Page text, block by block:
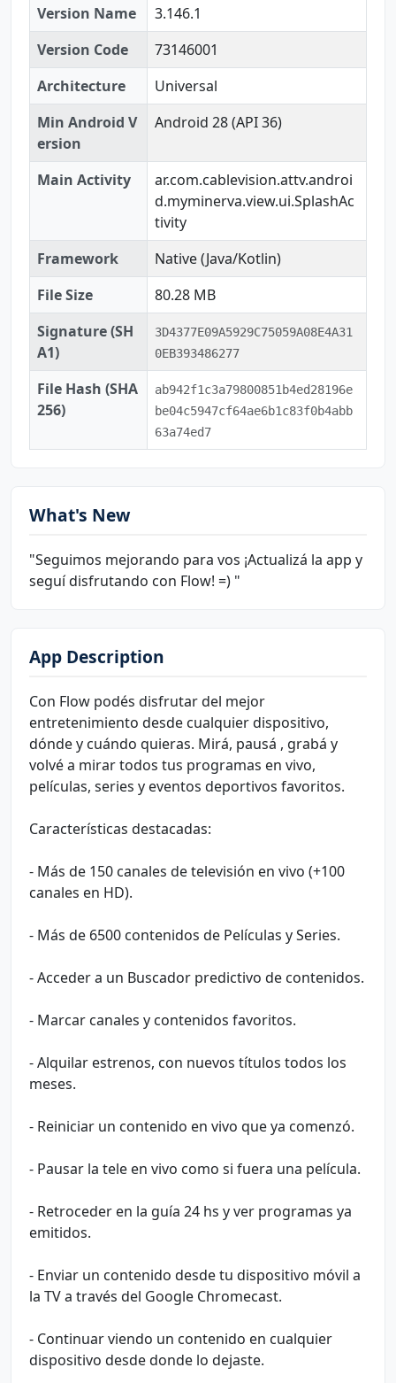
Version Name
3.146.1
Version Code
73146001
Architecture
Universal
Min Android V
ersion
Android 28 (API 36)
Main Activity
ar.com.cablevision.attv.androi
d.myminerva.view.ui.SplashAc
tivity
Framework
Native (Java/Kotlin)
File Size
80.28 MB
Signature (SH
A1)
3D4377E09A5929C75059A08E4A31
0EB393486277
File Hash (SHA
256)
ab942f1c3a79800851b4ed28196e
be04c5947cf64ae6b1c83f0b4abb
63a74ed7
What's New
"Seguimos mejorando para vos ¡Actualizá la app y
seguí disfrutando con Flow! =) "
App Description
Con Flow podés disfrutar del mejor
entretenimiento desde cualquier dispositivo,
dónde y cuándo quieras. Mirá, pausá , grabá y
volvé a mirar todos tus programas en vivo,
películas, series y eventos deportivos favoritos.
Características destacadas:
- Más de 150 canales de televisión en vivo (+100
canales en HD).
- Más de 6500 contenidos de Películas y Series.
- Acceder a un Buscador predictivo de contenidos.
- Marcar canales y contenidos favoritos.
- Alquilar estrenos, con nuevos títulos todos los
meses.
- Reiniciar un contenido en vivo que ya comenzó.
- Pausar la tele en vivo como si fuera una película.
- Retroceder en la guía 24 hs y ver programas ya
emitidos.
- Enviar un contenido desde tu dispositivo móvil a
la TV a través del Google Chromecast.
- Continuar viendo un contenido en cualquier
dispositivo desde donde lo dejaste.